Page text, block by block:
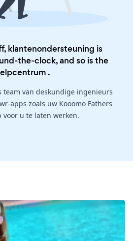
klantenondersteuning is
the-clock, and so is the
.
team van deskundige ingenieurs
apps zoals uw Kooomo Fathers
voor u te laten werken.